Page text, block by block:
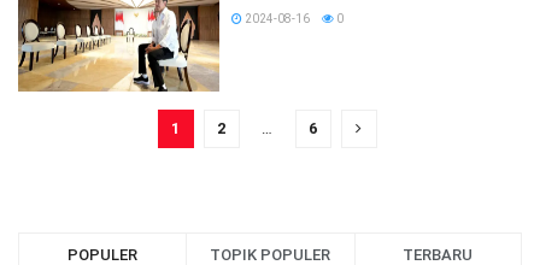
2024-08-16 0
1 2 6
POPULER TOPIK POPULER TERBARU